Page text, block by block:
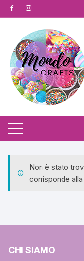
al
Non è stato
corrisponde
CHI SIAMO